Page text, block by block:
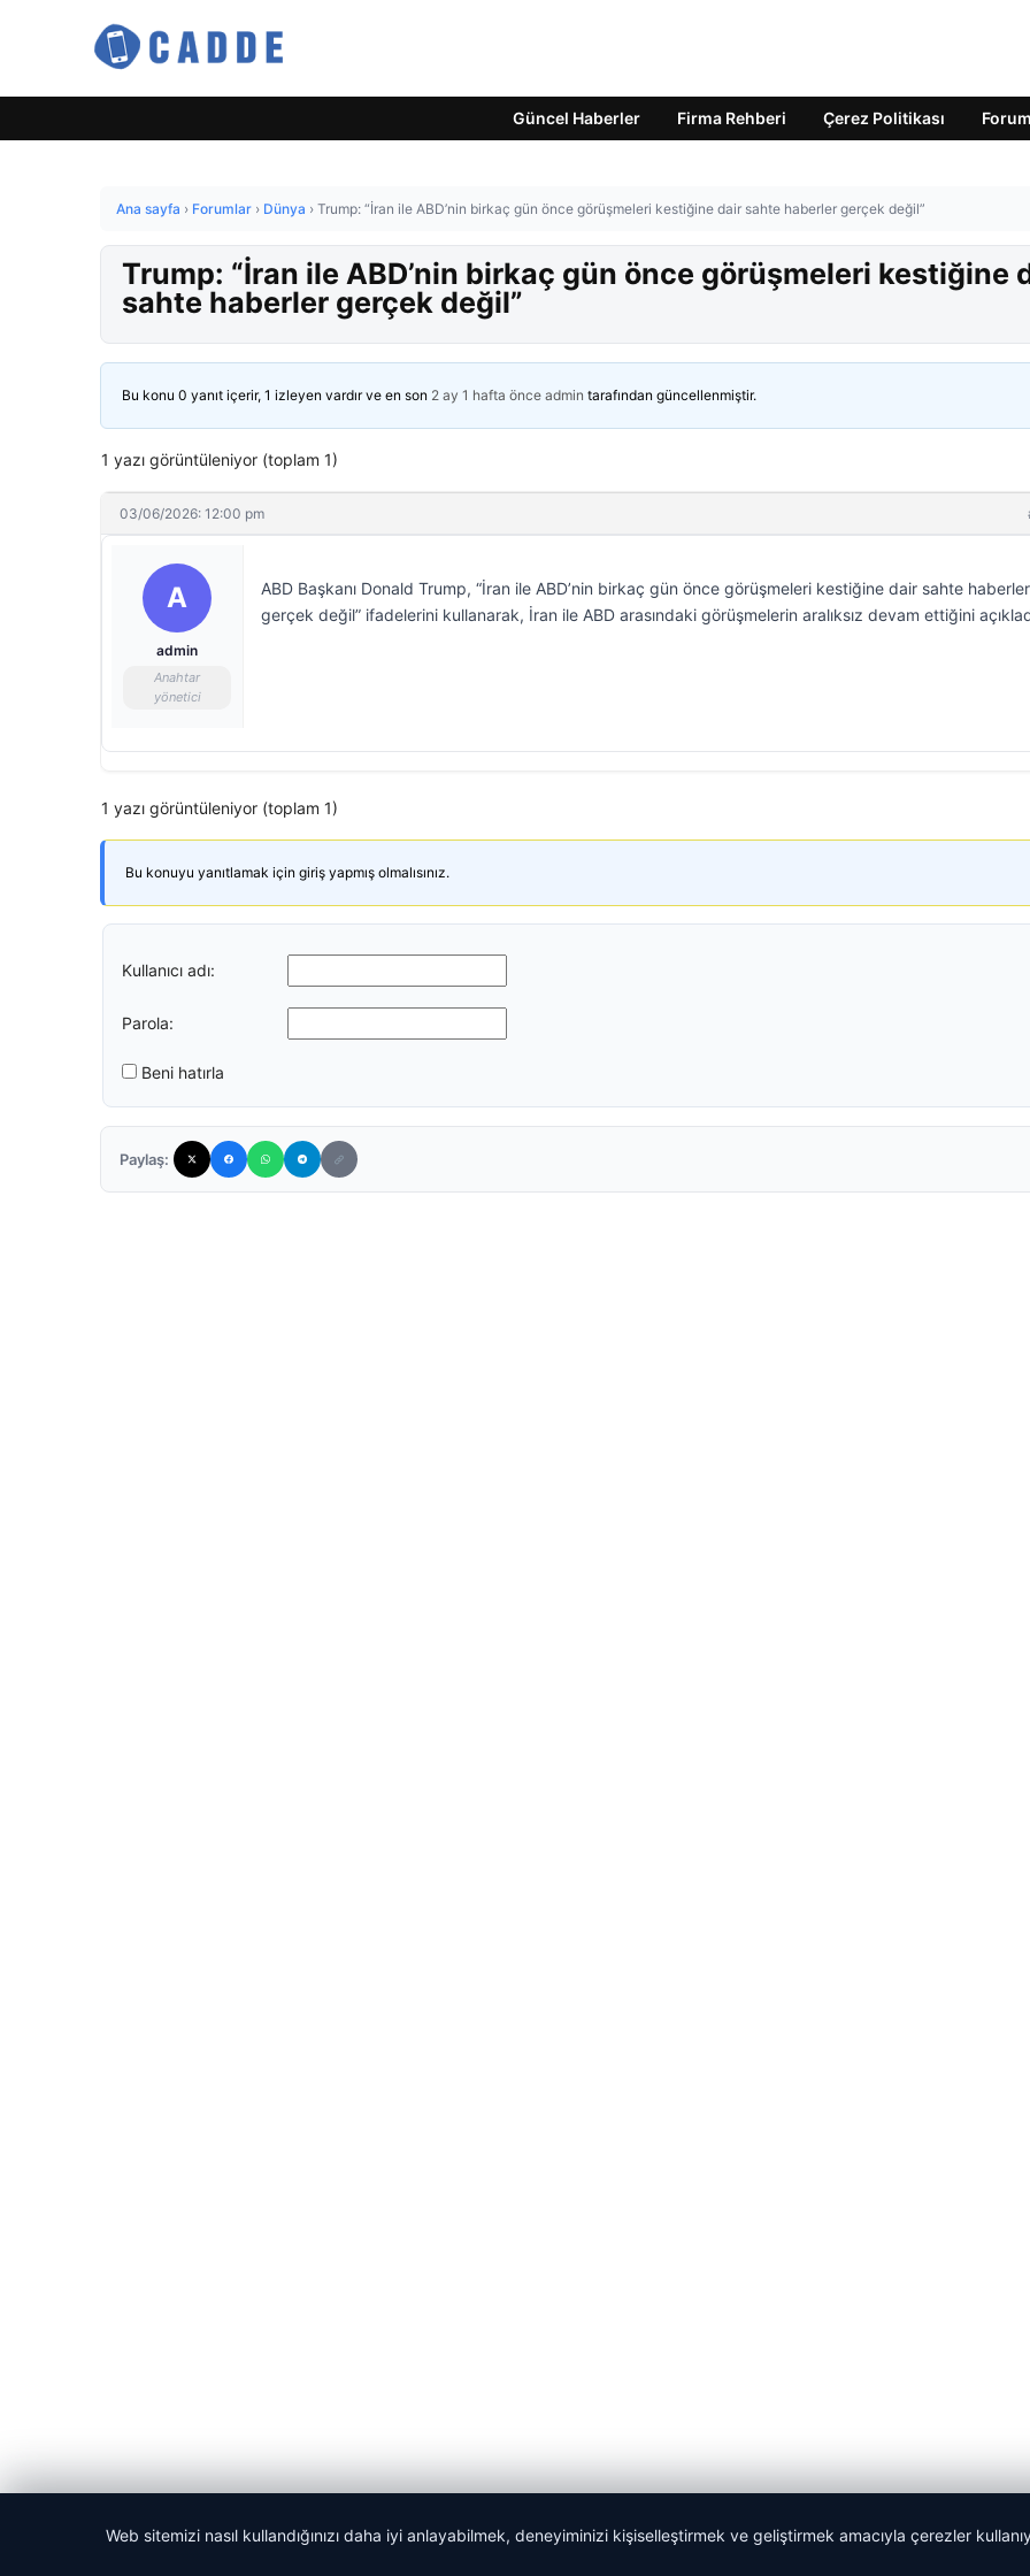
Güncel Haberler Firma Rehberi Çerez Politikası Forum
Ana sayfa › Forumlar › Dünya › Trump: “İran ile ABD’nin birkaç gün önce görüşmeleri kestiğine dair sahte haberler gerçek değil”
Trump: “İran ile ABD’nin birkaç gün önce görüşmeleri kestiğine
sahte haberler gerçek değil”
Bu konu 0 yanıt içerir, 1 izleyen vardır ve en son 2 ay 1 hafta önce admin tarafından güncellenmiştir.
1 yazı görüntüleniyor (toplam 1)
03/06/2026: 12:00 pm
A
admin
Anahtar
yönetici
ABD Başkanı Donald Trump, “İran ile ABD’nin birkaç gün önce görüşmeleri kestiğine dair sahte haberler
gerçek değil” ifadelerini kullanarak, İran ile ABD arasındaki görüşmelerin aralıksız devam ettiğini
1 yazı görüntüleniyor (toplam 1)
Bu konuyu yanıtlamak için giriş yapmış olmalısınız.
Kullanıcı adı:
Parola:
Beni hatırla
Paylaş:
Web sitemizi nasıl kullandığınızı daha iyi anlayabilmek, deneyiminizi kişiselleştirmek ve geliştirmek amacıyla çerezler